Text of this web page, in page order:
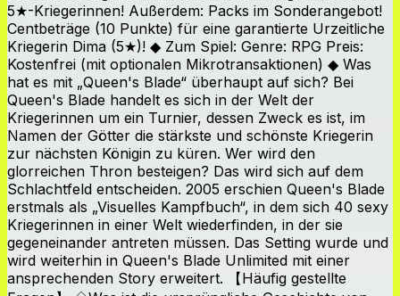
5★-Kriegerinnen! Außerdem: Packs im Sonderangebot!
Centbeträge (10 Punkte) für eine garantierte Urzeitliche
Kriegerin Dima (5★)! ◆ Zum Spiel: Genre: RPG Preis:
Kostenfrei (mit optionalen Mikrotransaktionen) ◆ Was
hat es mit „Queen's Blade“ überhaupt auf sich? Bei
Queen's Blade handelt es sich in der Welt der
Kriegerinnen um ein Turnier, dessen Zweck es ist, im
Namen der Götter die stärkste und schönste Kriegerin
zur nächsten Königin zu küren. Wer wird den
glorreichen Thron besteigen? Das wird sich auf dem
Schlachtfeld entscheiden. 2005 erschien Queen's Blade
erstmals als „Visuelles Kampfbuch“, in dem sich 40 sexy
Kriegerinnen in einer Welt wiederfinden, in der sie
gegeneinander antreten müssen. Das Setting wurde und
wird weiterhin in Queen's Blade Unlimited mit einer
ansprechenden Story erweitert. 【Häufig gestellte